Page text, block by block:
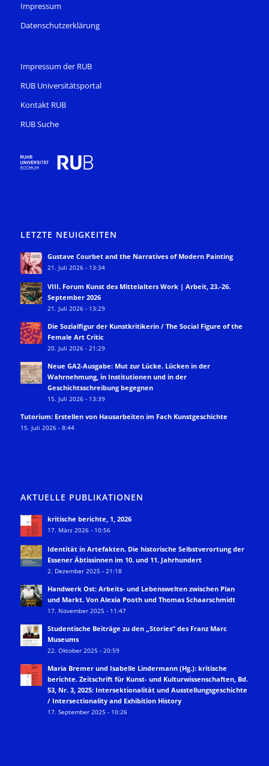
Impressum
Datenschutzerklärung
Impressum der RUB
RUB Universitätsportal
Kontakt RUB
RUB Suche
LETZTE NEUIGKEITEN
Gustave Courbet and the Narratives of Modern Painting
21. Juli 2026 - 13:34
VIII. Forum Kunst des Mittelalters Work | Arbeit, 23.-26.
September 2026
21. Juli 2026 - 13:29
Die Sozialfigur der Kunstkritikerin / The Social Figure of the
Female Art Critic
20. Juli 2026 - 21:29
Neue GA2-Ausgabe: Mut zur Lücke. Lücken in der
Wahrnehmung, in Institutionen und in der
Geschichtsschreibung begegnen
15. Juli 2026 - 13:39
Tutorium: Erstellen von Hausarbeiten im Fach Kunstgeschichte
15. Juli 2026 - 8:44
AKTUELLE PUBLIKATIONEN
kritische berichte, 1, 2026
17. März 2026 - 10:56
Identität in Artefakten. Die historische Selbstverortung der
Essener Äbtissinnen im 10. und 11. Jahrhundert
2. Dezember 2025 - 21:18
Handwerk Ost: Arbeits- und Lebenswelten zwischen Plan
und Markt. Von Alexia Pooth und Thomas Schaarschmidt
17. November 2025 - 11:47
Studentische Beiträge zu den „Stories“ des Franz Marc
Museums
22. Oktober 2025 - 20:59
Maria Bremer und Isabelle Lindermann (Hg.): kritische
berichte. Zeitschrift für Kunst- und Kulturwissenschaften, Bd.
53, Nr. 3, 2025: Intersektionalität und Ausstellungsgeschichte
/ Intersectionality and Exhibition History
17. September 2025 - 10:26